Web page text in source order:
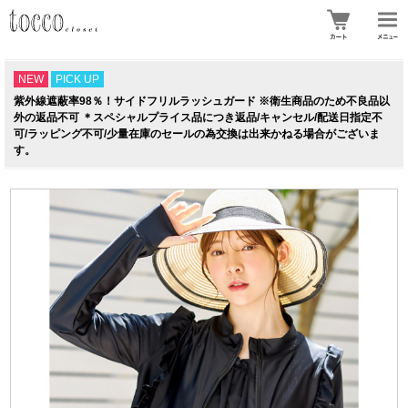
NEW
PICK UP
紫外線遮蔽率98％！サイドフリルラッシュガード ※衛生商品のため不良品以
外の返品不可 ＊スペシャルプライス品につき返品/キャンセル/配送日指定不
可/ラッピング不可/少量在庫のセールの為交換は出来かねる場合がございま
す。